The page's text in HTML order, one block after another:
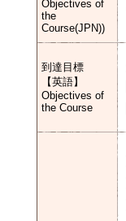
Objectives of
the
Course(JPN))
到達目標
【英語】
Objectives of
the Course